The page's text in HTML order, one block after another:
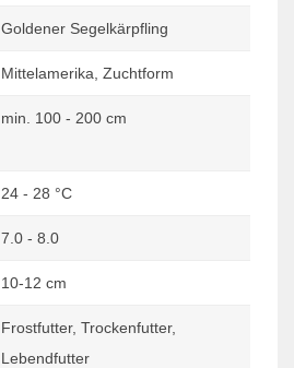
Goldener Segelkärpfling
Mittelamerika, Zuchtform
min. 100 - 200 cm
24 - 28 °C
7.0 - 8.0
10-12 cm
Frostfutter, Trockenfutter,
Lebendfutter